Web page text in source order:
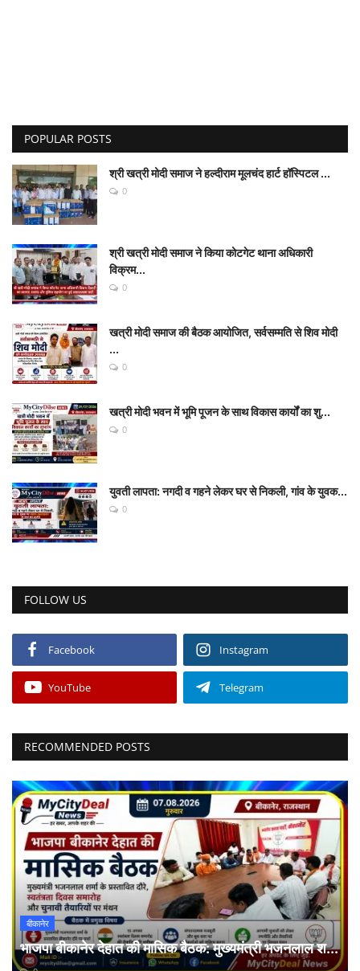
POPULAR POSTS
श्री खत्री मोदी समाज ने हल्दीराम मूलचंद हार्ट हॉस्पिटल ...
0
श्री खत्री मोदी समाज ने किया कोटगेट थाना अधिकारी
विक्रम...
0
खत्री मोदी समाज की बैठक आयोजित, सर्वसम्मति से शिव मोदी
...
0
खत्री मोदी भवन में भूमि पूजन के साथ विकास कार्यों का शु...
0
युवती लापता: नगदी व गहने लेकर घर से निकली, गांव के युवक...
0
FOLLOW US
Facebook Instagram
YouTube Telegram
RECOMMENDED POSTS
बीकानेर
भाजपा बीकानेर देहात की मासिक बैठक: मुख्यमंत्री भजनलाल श...